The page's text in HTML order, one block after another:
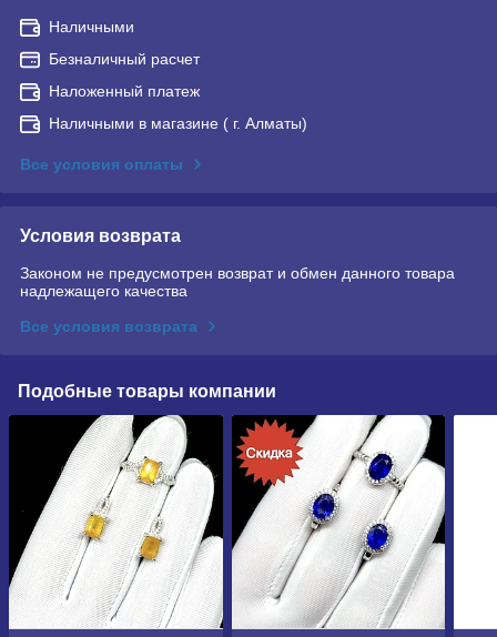
Наличными
Безналичный расчет
Наложенный платеж
Наличными в магазине ( г. Алматы)
Все условия оплаты
Условия возврата
Законом не предусмотрен возврат и обмен данного товара
надлежащего качества
Все условия возврата
Подобные товары компании